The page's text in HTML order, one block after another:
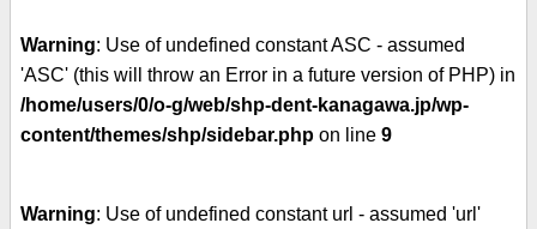
Warning: Use of undefined constant ASC - assumed
'ASC' (this will throw an Error in a future version of PHP) in
/home/users/0/o-g/web/shp-dent-kanagawa.jp/wp-
content/themes/shp/sidebar.php on line 9
Warning: Use of undefined constant url - assumed 'url'